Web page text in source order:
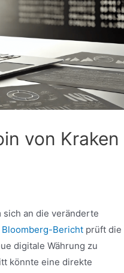
von Kraken
sich an die veränderte
Bloomberg-Bericht prüft die
digitale Währung zu
könnte eine direkte